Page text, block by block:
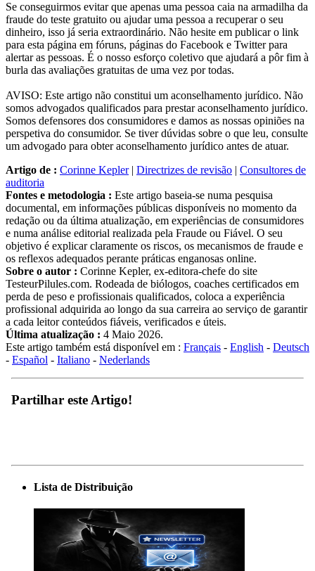
Se conseguirmos evitar que apenas uma pessoa caia na armadilha da
fraude do teste gratuito ou ajudar uma pessoa a recuperar o seu
dinheiro, isso já seria extraordinário. Não hesite em publicar o link
para esta página em fóruns, páginas do Facebook e Twitter para
alertar as pessoas. É o nosso esforço coletivo que ajudará a pôr fim à
burla das avaliações gratuitas de uma vez por todas.
AVISO: Este artigo não constitui um aconselhamento jurídico. Não
somos advogados qualificados para prestar aconselhamento jurídico.
Somos defensores dos consumidores e damos as nossas opiniões na
perspetiva do consumidor. Se tiver dúvidas sobre o que leu, consulte
um advogado para obter aconselhamento jurídico antes de atuar.
Artigo de : Corinne Kepler| Directrizes de revisão | Consultores de
auditoria
Fontes e metodologia : Este artigo baseia-se numa pesquisa
documental, em informações públicas disponíveis no momento da
redação ou da última atualização, em experiências de consumidores
e numa análise editorial realizada pela Fraude ou Fiável. O seu
objetivo é explicar claramente os riscos, os mecanismos de fraude e
os reflexos adequados perante práticas enganosas online.
Sobre o autor : Corinne Kepler, ex-editora-chefe do site
TesteurPilules.com. Rodeada de biólogos, coaches certificados em
perda de peso e profissionais qualificados, coloca a experiência
profissional adquirida ao longo da sua carreira ao serviço de garantir
a cada leitor conteúdos fiáveis, verificados e úteis.
Última atualização : 4 Maio 2026.
Este artigo também está disponível em : Français - English - Deutsch
- Español - Italiano - Nederlands
Partilhar este Artigo!
Lista de Distribuição